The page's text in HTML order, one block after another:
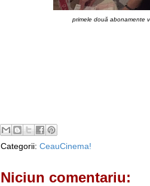
primele două abonamente
Categorii: CeauCinema!
Niciun comentariu: